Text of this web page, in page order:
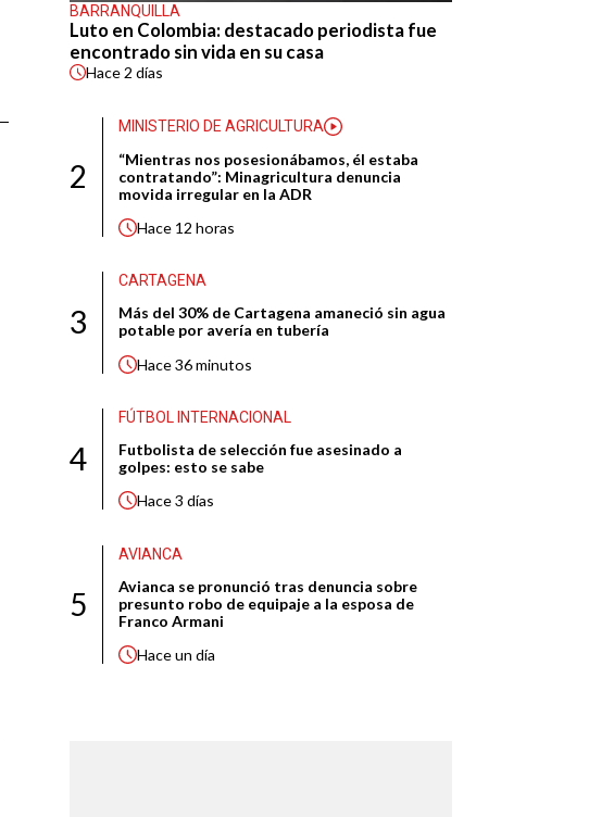
BARRANQUILLA
Luto en Colombia: destacado periodista fue
encontrado sin vida en su casa
Hace2 días
2
MINISTERIO DE AGRICULTURA
“Mientras nos posesionábamos, él estaba
contratando”: Minagricultura denuncia
movida irregular en la ADR
Hace 12 horas
3
CARTAGENA
Más del 30% de Cartagena amaneció sin agua
potable por avería en tubería
Hace36 minutos
4
FÚTBOL INTERNACIONAL
Futbolista de selección fue asesinado a
golpes: esto se sabe
Hace3 días
5
AVIANCA
Avianca se pronunció tras denuncia sobre
presunto robo de equipaje a la esposa de
Franco Armani
Haceun día